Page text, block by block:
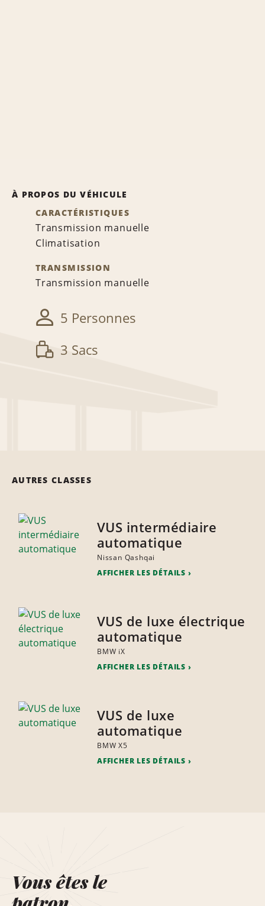
À PROPOS DU VÉHICULE
CARACTÉRISTIQUES
Transmission manuelle
Climatisation
TRANSMISSION
Transmission manuelle
5 Personnes
3 Sacs
AUTRES CLASSES
VUS intermédiaire
automatique
Nissan Qashqai
AFFICHER LES DÉTAILS
VUS de luxe électrique
automatique
BMW iX
AFFICHER LES DÉTAILS
VUS de luxe
automatique
BMW X5
AFFICHER LES DÉTAILS
Vous êtes le